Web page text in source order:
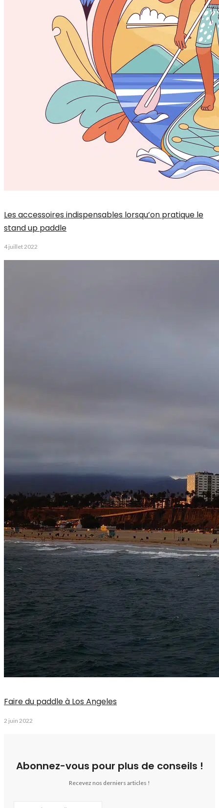
Les accessoires indispensables lorsqu’on pratique le
stand up paddle
4 juillet 2022
Faire du paddle à Los Angeles
2 juin 2022
Abonnez-vous pour plus de conseils !
Recevez nos derniers articles !